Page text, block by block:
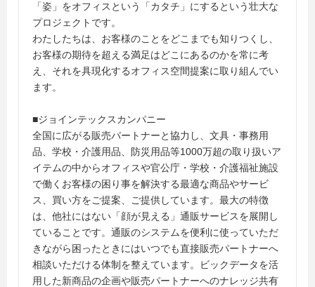
「姿」をオフィスという「カタチ」にするという壮大な
プロジェクトです。
わたしたちは、お客様のことをどこまでも知りつくし、
お客様の期待を超える満足はどこにあるのかを常に考
え、それを具現化するオフィス空間提案に取り組んでい
ます。
■ジョインテックスカンパニー
全国に広がる販売パートナーと協力し、文具・事務用
品、学校・介護用品、防災用品等1000万超の取り扱いア
イテムの中からオフィスや官公庁・学校・介護福祉施設
で働くお客様の困り事を解決する最適な商品やサービ
ス、買い方をご提案、ご提供しています。最大の特徴
は、他社にはない「顔が見える」通販サービスを展開し
ていることです。通販のシステムを便利に使っていただ
きながら困ったときにはいつでも直接販売パートナーへ
相談いただける体制を整えています。ビックデータを活
用した新商品の企画や販売パートナーへのナレッジ共有